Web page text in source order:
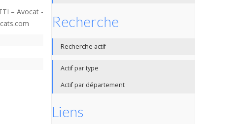
– Avocat -
Recherche
Recherche actif
Actif par type
Actif par département
Liens